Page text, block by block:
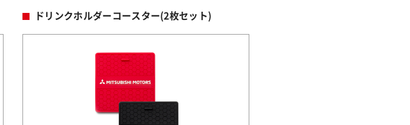
ドリンクホルダーコースター(2枚セット)